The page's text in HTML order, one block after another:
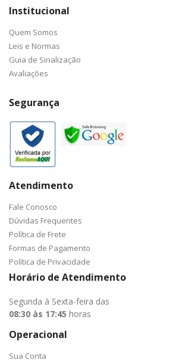
Institucional
Quem Somos
Leis e Normas
Guia de Sinalização
Avaliações
Segurança
Atendimento
Fale Conosco
Dúvidas Frequentes
Política de Frete
Formas de Pagamento
Política de Privacidade
Horário de Atendimento
Segunda à Sexta-feira das
08:30 às 17:45 horas
Operacional
Sua Conta